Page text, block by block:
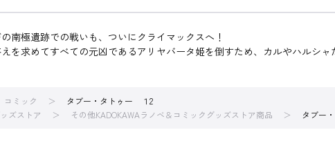
南極遺跡での戦いも、ついにクライマックスへ！
を求めてすべての元凶であるアリヤバータ姫を倒すため、カルやハルシ
コミック
タブー・タトゥー １2
ズストア その他KADOKAWAラノベ＆コミックグッズストア商品 タブー